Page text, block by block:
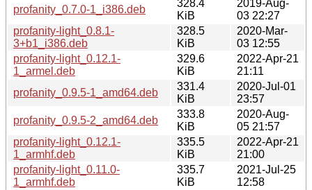
profanity_0.7.0-1_i386.deb
328.4
KiB
2019-Aug-
03 22:27
profanity-light_0.8.1-
3+b1_i386.deb
328.5
KiB
2020-Mar-
03 12:55
profanity-light_0.12.1-
1_armel.deb
329.6
KiB
2022-Apr-21
21:11
profanity_0.9.5-1_amd64.deb
331.4
KiB
2020-Jul-01
23:57
profanity_0.9.5-2_amd64.deb
333.8
KiB
2020-Aug-
05 21:57
profanity-light_0.12.1-
1_armhf.deb
335.5
KiB
2022-Apr-21
21:00
profanity-light_0.11.0-
1_armhf.deb
335.7
KiB
2021-Jul-25
12:58